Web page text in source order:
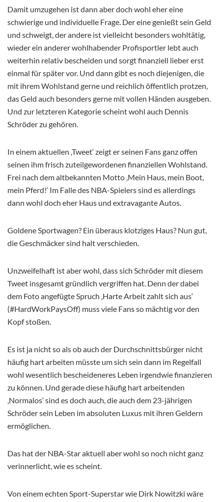
Damit umzugehen ist dann aber doch wohl eher eine
schwierige und individuelle Frage. Der eine genießt sein Geld
und schweigt, der andere ist vielleicht besonders wohltätig,
wieder ein anderer wohlhabender Profisportler lebt auch
weiterhin relativ bescheiden und sorgt finanziell lieber erst
einmal für später vor. Und dann gibt es noch diejenigen, die
mit ihrem Wohlstand gerne und reichlich öffentlich protzen,
das Geld auch besonders gerne mit vollen Händen ausgeben.
Und zur letzteren Kategorie scheint wohl auch Dennis
Schröder zu gehören.
In einem aktuellen ‚Tweet‘ zeigt er seinen Fans ganz offen
seinen ihm frisch zuteilgewordenen finanziellen Wohlstand.
Frei nach dem altbekannten Motto ‚Mein Haus, mein Boot,
mein Pferd!‘ Im Falle des NBA-Spielers sind es allerdings
dann wohl doch eher Haus und extravagante Autos.
Goldene Sportwagen? Ein überaus klotziges Haus? Nun gut,
die Geschmäcker sind halt verschieden.
Unzweifelhaft ist aber wohl, dass sich Schröder mit diesem
Tweet insgesamt gründlich vergriffen hat. Denn der dabei
dem Foto angefügte Spruch ‚Harte Arbeit zahlt sich aus‘
(#HardWorkPaysOff) muss viele Fans so mächtig vor den
Kopf stoßen.
Es ist ja nicht so als ob auch der Durchschnittsbürger nicht
häufig hart arbeiten müsste um sich sein dann im Regelfall
wohl wesentlich bescheideneres Leben irgendwie finanzieren
zu können. Und gerade diese häufig hart arbeitenden
‚Normalos‘ sind es doch auch, die auch dem 23-jährigen
Schröder sein Leben im absoluten Luxus mit ihren Geldern
ermöglichen.
Das hat der NBA-Star aktuell aber wohl so noch nicht ganz
verinnerlicht, wie es scheint.
Von einem echten Sport-Superstar wie Dirk Nowitzki wäre